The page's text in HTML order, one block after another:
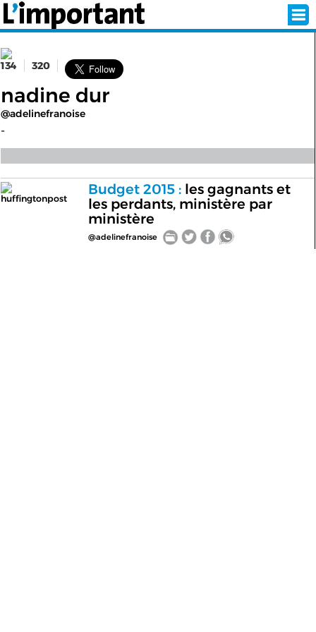
SUR L'ÉCRAN D'ACCUEIL
ABONNEZ-VOUS À LA NEWSLETTER!
134 320
nadine dur
@adelinefranoise
-
huffingtonpost
Budget 2015 :les gagnants et
les perdants, ministère par
ministère
@adelinefranoise